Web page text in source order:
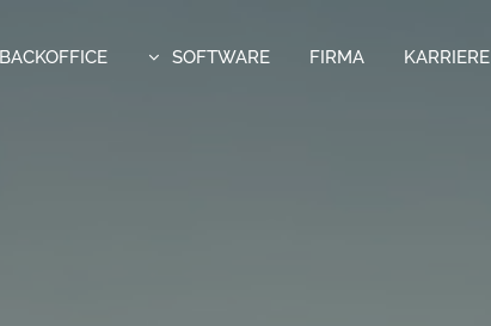
BACKOFFICE SOFTWARE FIRMA KARRIERE